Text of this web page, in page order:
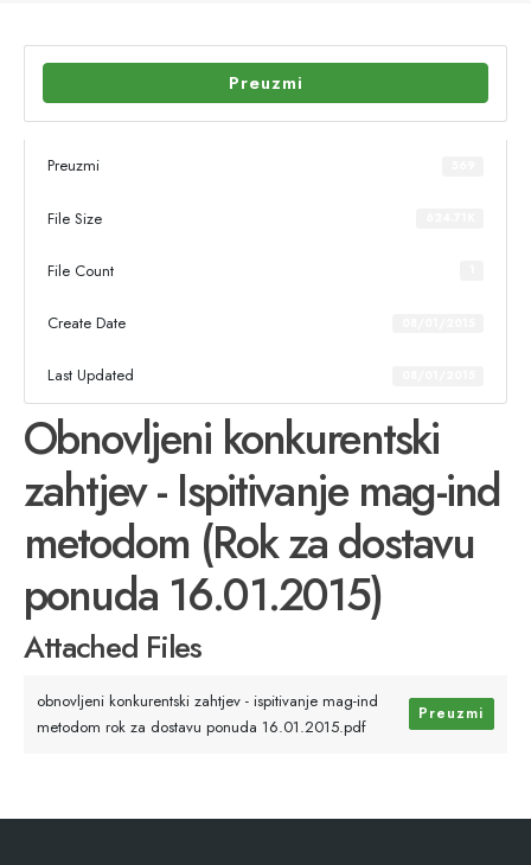
Preuzmi
Preuzmi
File Size
File Count
Create Date
Last Updated
Obnovljeni konkurentski
zahtjev - Ispitivanje mag-ind
metodom (Rok za dostavu
ponuda 16.01.2015)
Attached Files
obnovljeni konkurentski zahtjev - ispitivanje mag-ind
metodom rok za dostavu ponuda 16.01.2015.pdf
Preuzmi